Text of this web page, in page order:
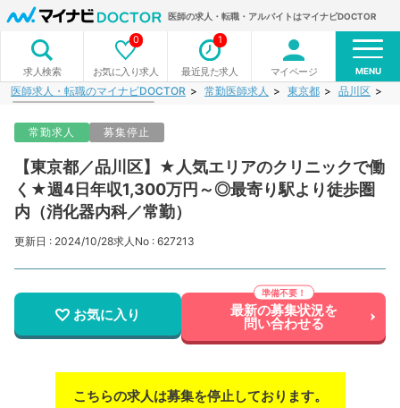
医師の求人・転職・アルバイトはマイナビDOCTOR
求人検索 お気に入り求人
0
最近見た求人
1
マイページ MENU
医師求人・転職のマイナビDOCTOR 常勤医師求人 東京都 品川区
常勤求人 募集停止
【東京都／品川区】★人気エリアのクリニックで働
く★週4日年収1,300万円～◎最寄り駅より徒歩圏
内（消化器内科／常勤）
更新日 : 2024/10/28求人No : 627213
お気に入り 最新の募集状況を
問い合わせる
こちらの求人は募集を停止しております。